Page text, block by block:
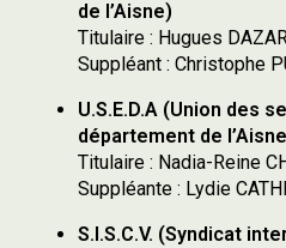
de l’Aisne)
Titulaire : Hugues
Suppléant : Christophe
U.S.E.D.A (Union des
département de
Titulaire : Nadia-Reine
Suppléante : Lydie
S.I.S.C.V. (Syndicat